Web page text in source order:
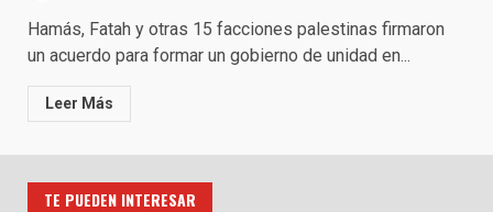
Hamás, Fatah y otras 15 facciones palestinas firmaron
un acuerdo para formar un gobierno de unidad en...
Leer Más
TE PUEDEN INTERESAR